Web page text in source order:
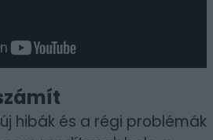
hibák és a régi problémák